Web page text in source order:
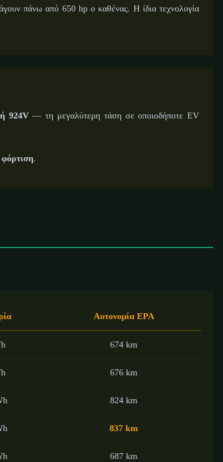
πάνω από 650 hp ο καθένας. Η ίδια τεχνολογία
924V— τη μεγαλύτερη τάση σε οποιοδήποτε EV
.
Αυτονομία EPA
674 km
676 km
824 km
837 km
687 km